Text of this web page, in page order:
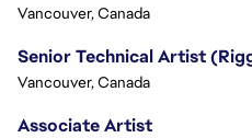
Vancouver, Canada
Vancouver, Canada
Associate Artist